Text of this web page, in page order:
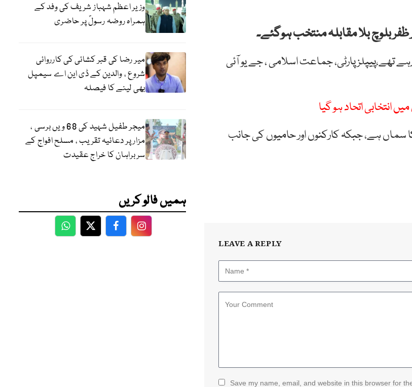
بلوچ بلا مقابلہ منتخب ہوگئے۔
انتخاب لڑ رہے تھے،پیپلز پارٹی، جماعت اسلامی ، جے یو آئی
انتخابی اتحاد ہو گیا
سماں ہے، جبکہ کارکنوں اور حامیوں کی جانب
LEAVE A REPLY
Save my name, email, and website in this browser for
وزیر اعظم شہباز شریف کی وفد کے
ہمراہ روضہ رسولؐ پر حاضری
میر رضا کی قبر کشائی کی کارروائی
شروع ، والدین کے ڈی این اے سیمپل
بھی لینے کا فیصلہ
میجر طفیل شہید کی 68 ویں برسی ،
مزار پر دعائیہ تقریب ، مسلح افواج کے
سربراہان کا خراج عقیدت
ہمیں فالو کریں
WhatsApp
TwitterFacebookFacebook